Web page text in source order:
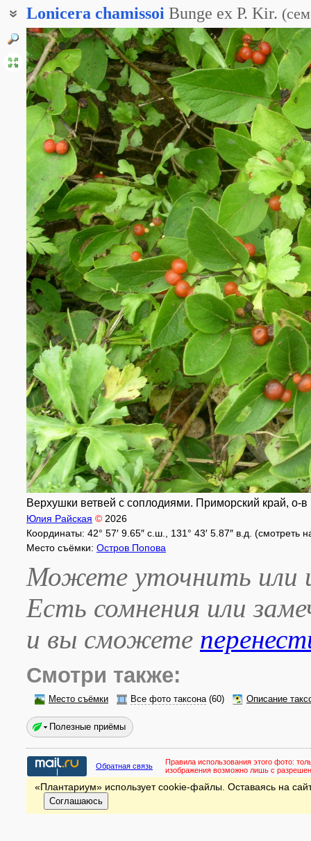
Lonicera chamissoi Bunge ex P. Kir. (
Верхушки ветвей с соплодиями. Приморский край, о-
Юлия Райская © 2026
Координаты: 42° 57′ 9.65″ с.ш., 131° 43′ 5.87″ в.д. (смотреть
Место съёмки: Остров Попова
Можете уточнить или
Есть сомнения или
и вы сможете
Смотри также:
Место съёмки Все фото таксона(60) Описание
Полезные приёмы
Обратная связь Правила использования этого фото:
изображения возможно лишь с
«Плантариум» использует cookie-файлы. Оставаясь на
Соглашаюсь